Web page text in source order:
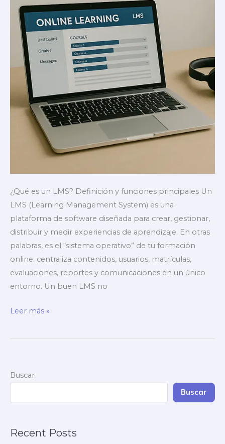
¿Qué es un LMS? Definición y funciones principales Un
LMS (Learning Management System) es una
plataforma de software diseñada para crear, gestionar,
distribuir y medir experiencias de aprendizaje. En otras
palabras, es el “sistema operativo” de tu formación
online: centraliza contenidos, usuarios, matrículas,
evaluaciones, reportes y comunicaciones en un único
entorno. Un buen LMS no
¿Qué
un
Leer más »
Buscar
Buscar
Recent Posts